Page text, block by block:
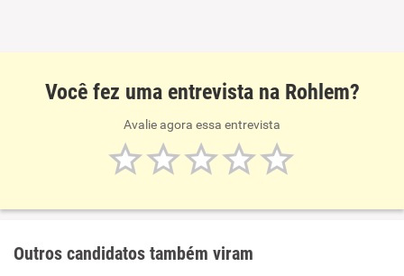
Você fez uma entrevista na Rohlem?
Avalie agora essa entrevista
Outros candidatos também viram